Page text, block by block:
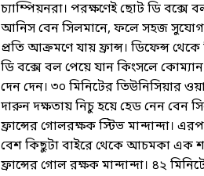
চ্যাম্পিয়নরা। পরক্ষণেই ছোট ডি বক্সে
আনিস বেন সিলমানে, ফলে সহজ
প্রতি আক্রমণে যায় ফ্রান্স। ডিফেন্স
ডি বক্সে বল পেয়ে যান কিংসলে
দেন দেন। ৩০ মিনিটের তিউনিসিয়ার
দারুন দক্ষতায় নিচু হয়ে হেড নেন বেন
ফ্রান্সের গোলরক্ষক স্টিভ মান্দান্দা।
বেশ কিছুটা বাইরে থেকে আচমকা এক
ফ্রান্সের গোল রক্ষক মান্দান্দা। ৪২